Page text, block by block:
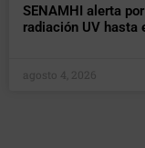
SENAMHI alerta
radiación UV hasta
agosto 4, 2026